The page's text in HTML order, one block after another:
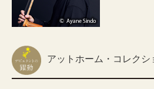
アットホーム・コレクシ